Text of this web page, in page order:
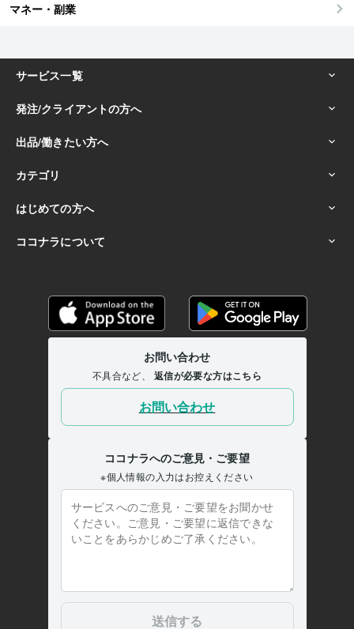
マネー・副業